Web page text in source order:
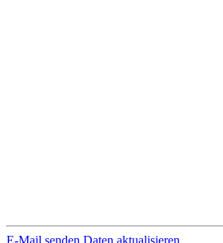
E-Mail senden Daten aktualisieren